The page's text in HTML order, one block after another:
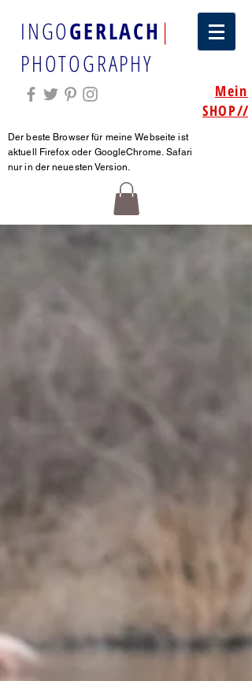
INGOGERLACH |
PHOTOGRAPHY
Mein
SHOP//
Der beste Browser für meine Webseite ist
aktuell Firefox oder GoogleChrome.Safari
nur in der neuesten Version.